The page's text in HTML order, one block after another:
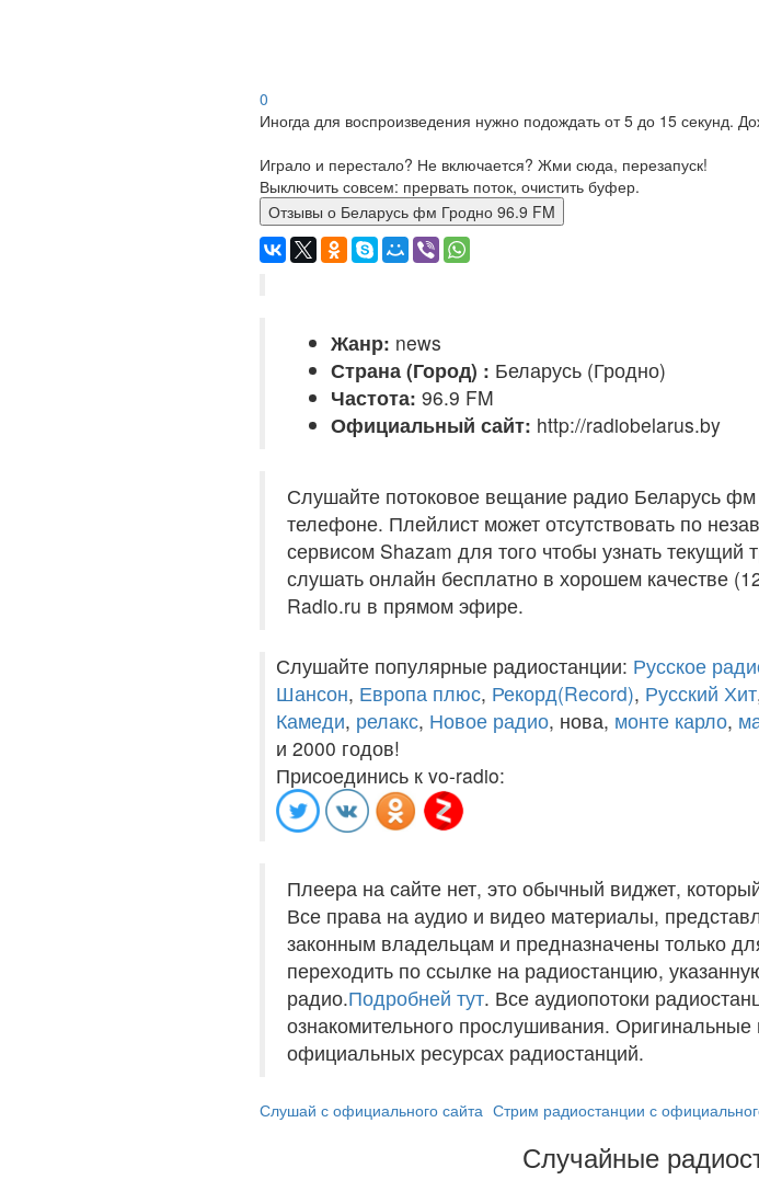
0
Иногда для воспроизведения нужно подождать от 5 до 15 секунд.
Играло и перестало? Не включается? Жми сюда, перезапуск!
Выключить совсем: прервать поток, очистить буфер.
Отзывы о Беларусь фм Гродно 96.9 FM
Жанр: news
Страна (Город) : Беларусь (Гродно)
Частота: 96.9 FM
Официальный сайт: http://radiobelarus.by
Слушайте потоковое вещание радио Беларусь
телефоне. Плейлист может отсутствовать по
сервисом Shazam для того чтобы узнать
слушать онлайн бесплатно в хорошем качестве
Radio.ru в прямом эфире.
Слушайте популярные радиостанции: Русское
Шансон, Европа плюс, Рекорд(Record), Русский Хит
Камеди, релакс, Новое радио, нова, монте карло,
и 2000 годов!
Присоединись к vo-radio:
Плеера на сайте нет, это обычный виджет,
Все права на аудио и видео материалы,
законным владельцам и предназначены только
переходить по ссылке на радиостанцию,
радио.Подробней тут. Все аудиопотоки
ознакомительного прослушивания. Оригинальные
официальных ресурсах радиостанций.
Слушай с официального сайта Стрим радиостанции с
Случайные